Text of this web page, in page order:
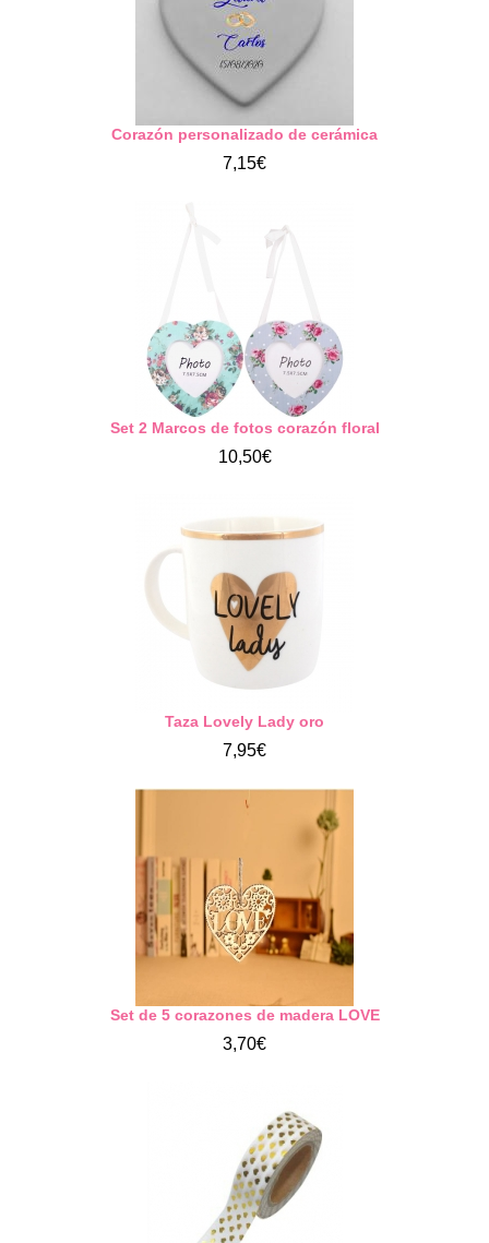
Corazón personalizado de cerámica
7,15€
Set 2 Marcos de fotos corazón floral
10,50€
Taza Lovely Lady oro
7,95€
Set de 5 corazones de madera LOVE
3,70€